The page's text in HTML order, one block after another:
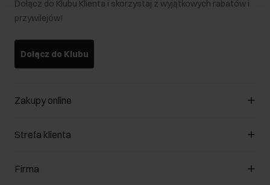
Dołącz do Klubu Klienta i skorzystaj z wyjątkowych rabatów i
przywilejów!
Dołącz do Klubu
Zakupy online
Zarządzaj cookies
Formy płatności
Strefa klienta
Klub Klienta
Firma